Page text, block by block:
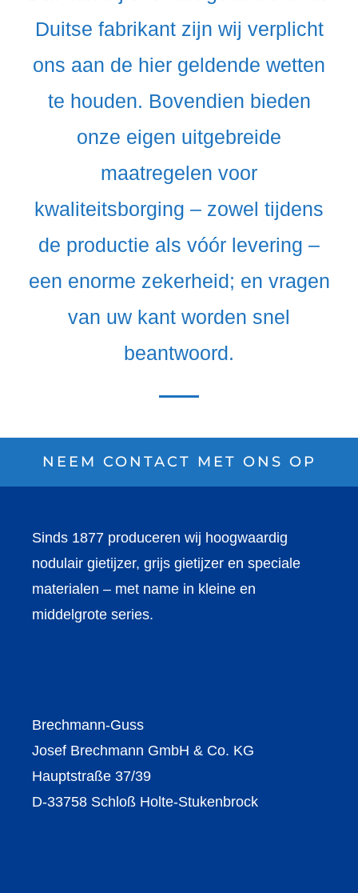
Duitse fabrikant zijn wij verplicht
ons aan de hier geldende wetten
te houden. Bovendien bieden
onze eigen uitgebreide
maatregelen voor
kwaliteitsborging – zowel tijdens
de productie als vóór levering –
een enorme zekerheid; en vragen
van uw kant worden snel
beantwoord.
NEEM CONTACT MET ONS OP
Sinds 1877 produceren wij hoogwaardig
nodulair gietijzer, grijs gietijzer en speciale
materialen – met name in kleine en
middelgrote series.
Brechmann-Guss
Josef Brechmann GmbH & Co. KG
Hauptstraße 37/39
D-33758 Schloß Holte-Stukenbrock